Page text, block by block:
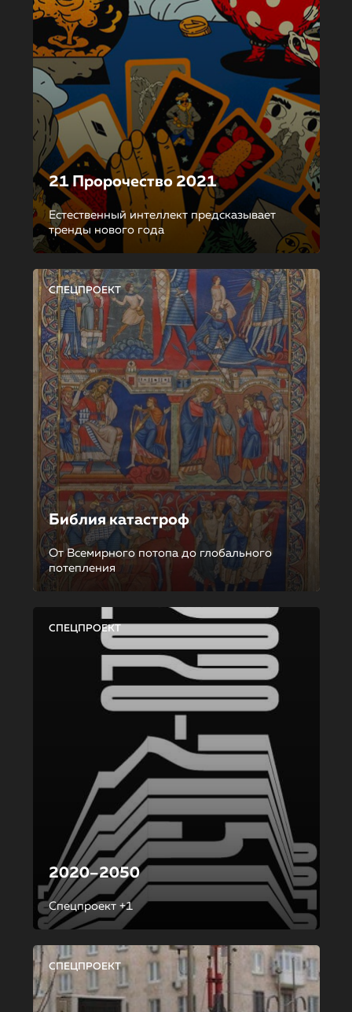
21 Пророчество 2021
Естественный интеллект предсказывает
тренды нового года
СПЕЦПРОЕКТ
Библия катастроф
От Всемирного потопа до глобального
потепления
СПЕЦПРОЕКТ
2020–2050
Спецпроект +1
СПЕЦПРОЕКТ